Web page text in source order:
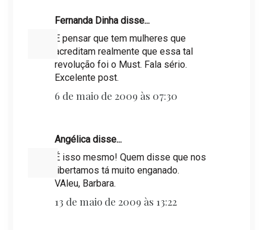
Fernanda Dinha disse...
E pensar que tem mulheres que
acreditam realmente que essa tal
revolução foi o Must. Fala sério.
Excelente post.
6 de maio de 2009 às 07:30
Angélica disse...
É isso mesmo! Quem disse que nos
libertamos tá muito enganado.
VAleu, Barbara.
13 de maio de 2009 às 13:22